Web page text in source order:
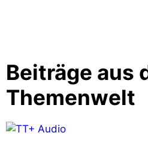
Beiträge aus
Themenwelt